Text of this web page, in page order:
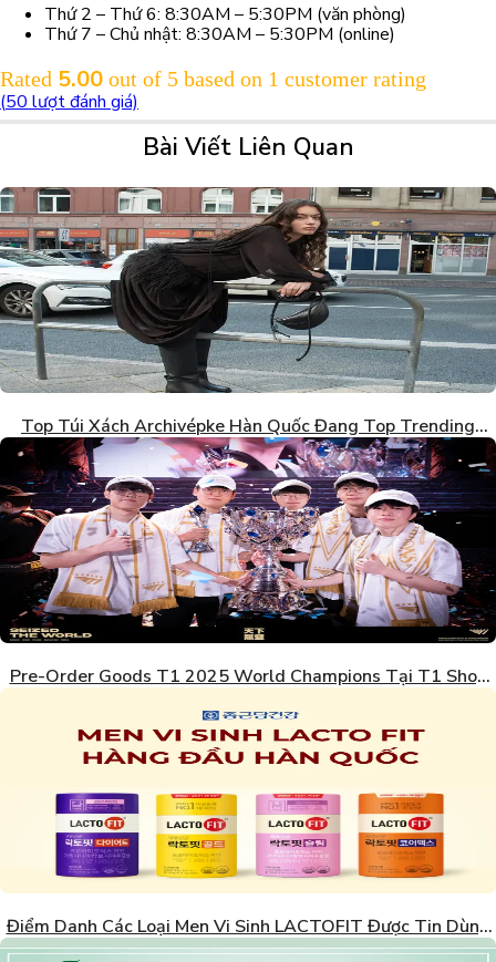
Thứ 2 – Thứ 6: 8:30AM – 5:30PM (văn phòng)
Thứ 7 – Chủ nhật: 8:30AM – 5:30PM (online)
Rated 5.00 out of 5 based on 1 customer rating
(50 lượt đánh giá)
Bài Viết Liên Quan
Top Túi Xách Archivépke Hàn Quốc Đang Top Trending
2026
Pre-Order Goods T1 2025 World Champions Tại T1 Shop
Điểm Danh Các Loại Men Vi Sinh LACTOFIT Được Tin Dùng
Nhất Hàn Quốc